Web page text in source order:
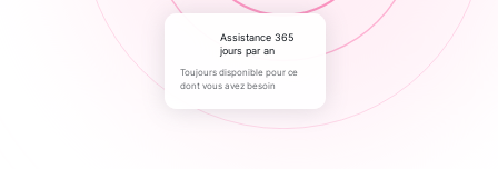
Assistance 365
jours par an
Toujours disponible pour ce
dont vous avez besoin